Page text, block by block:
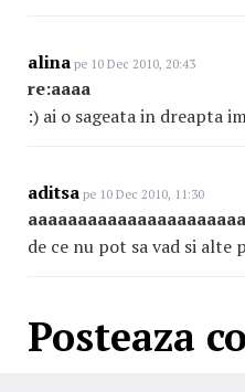
alina pe 10 Dec 2010, 20:43
re:aaaa
:) ai o sageata in dreapta
aditsa pe 10 Dec 2010, 11:30
aaaaaaaaaaaaaaaaaaaa
de ce nu pot sa vad si alte
Posteaza